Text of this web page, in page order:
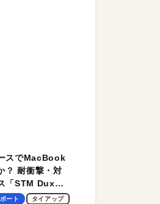
スでMacBook
？ 耐衝撃・対
「STM Dux
学生、ビジネ
ート タイアップ